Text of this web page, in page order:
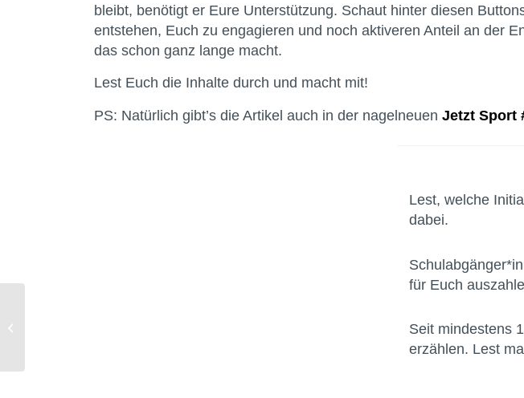
bleibt, benötigt er Eure Unterstützung. Schaut hinter diesen
entstehen, Euch zu engagieren und noch aktiveren Anteil an der
das schon ganz lange macht.
Lest Euch die Inhalte durch und macht mit!
PS: Natürlich gibt’s die Artikel auch in der nagelneuenJetzt Sport
Lest, welche
dabei.
für Euch
Seit mindestens
erzählen. Lest